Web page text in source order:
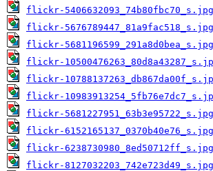
flickr-5406632093_74b80fbc70_s.jpg
flickr-5676789447_81a9fac518_s.jpg
flickr-5681196599_291a8d0bea_s.jpg
flickr-
flickr-
flickr-
flickr-5681227951_63b3e95722_s.jpg
flickr-6152165137_0370b40e76_s.jpg
flickr-6238730980_8ed50712ff_s.jpg
flickr-8127032203_742e723d49_s.jpg